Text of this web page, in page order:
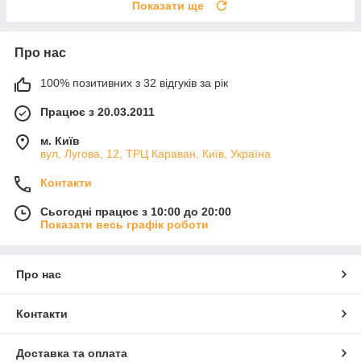
Показати ще
Про нас
100% позитивних з 32 відгуків за рік
Працює з 20.03.2011
м. Київ
вул, Лугова, 12, ТРЦ Караван, Київ, Україна
Контакти
Сьогодні працює з 10:00 до 20:00
Показати весь графік роботи
Про нас
Контакти
Доставка та оплата